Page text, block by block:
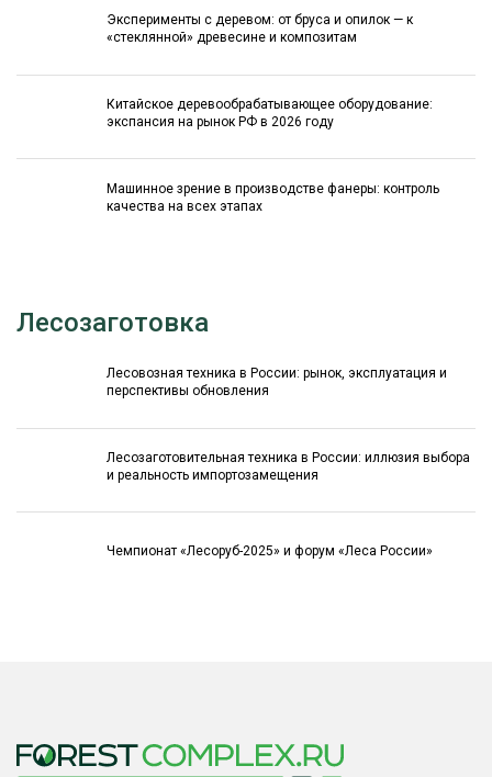
Эксперименты с деревом: от бруса и опилок — к
«стеклянной» древесине и композитам
Китайское деревообрабатывающее оборудование:
экспансия на рынок РФ в 2026 году
Машинное зрение в производстве фанеры: контроль
качества на всех этапах
Лесозаготовка
Лесовозная техника в России: рынок, эксплуатация и
перспективы обновления
Лесозаготовительная техника в России: иллюзия выбора
и реальность импортозамещения
Чемпионат «Лесоруб-2025» и форум «Леса России»